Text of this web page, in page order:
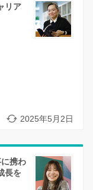
リア
2025年5月2日
携わ
長を